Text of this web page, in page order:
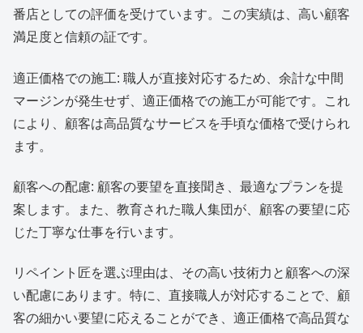
番店としての評価を受けています。この実績は、高い顧客
満足度と信頼の証です。
適正価格での施工: 職人が直接対応するため、余計な中間
マージンが発生せず、適正価格での施工が可能です。これ
により、顧客は高品質なサービスを手頃な価格で受けられ
ます。
顧客への配慮: 顧客の要望を直接聞き、最適なプランを提
案します。また、教育された職人集団が、顧客の要望に応
じた丁寧な仕事を行います。
リペイント匠を選ぶ理由は、その高い技術力と顧客への深
い配慮にあります。特に、直接職人が対応することで、顧
客の細かい要望に応えることができ、適正価格で高品質な